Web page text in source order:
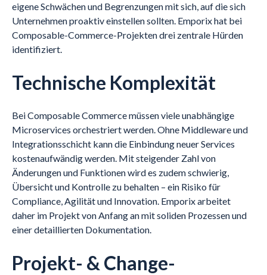
eigene Schwächen und Begrenzungen mit sich, auf die sich
Unternehmen proaktiv einstellen sollten. Emporix hat bei
Composable-Commerce-Projekten drei zentrale Hürden
identifiziert.
Technische Komplexität
Bei Composable Commerce müssen viele unabhängige
Microservices orchestriert werden. Ohne Middleware und
Integrationsschicht kann die Einbindung neuer Services
kostenaufwändig werden. Mit steigender Zahl von
Änderungen und Funktionen wird es zudem schwierig,
Übersicht und Kontrolle zu behalten – ein Risiko für
Compliance, Agilität und Innovation. Emporix arbeitet
daher im Projekt von Anfang an mit soliden Prozessen und
einer detaillierten Dokumentation.
Projekt- & Change-